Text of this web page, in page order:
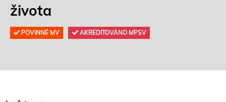
života
POVINNÉ MV AKREDITOVÁNO MPSV